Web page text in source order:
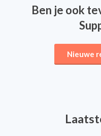
Ben je ook
Nieuwe